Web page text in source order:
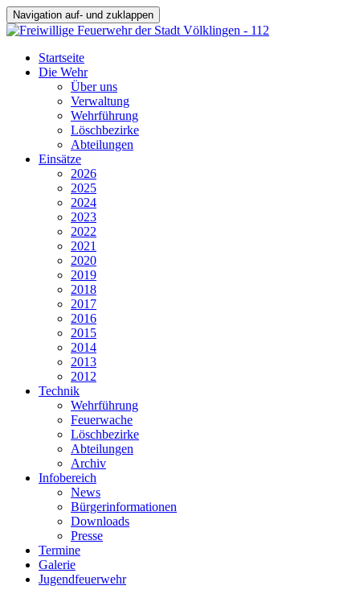
Navigation auf- und zuklappen
Startseite
Die Wehr
Über uns
Verwaltung
Wehrführung
Löschbezirke
Abteilungen
Einsätze
2026
2025
2024
2023
2022
2021
2020
2019
2018
2017
2016
2015
2014
2013
2012
Technik
Wehrführung
Feuerwache
Löschbezirke
Abteilungen
Archiv
Infobereich
News
Bürgerinformationen
Downloads
Presse
Termine
Galerie
Jugendfeuerwehr